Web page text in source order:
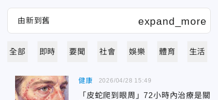
全部 即時 要聞 社會 娛樂 體育 生活
健康
「皮蛇爬到眼周」72小時內治療是關
2026/04/28 15:49